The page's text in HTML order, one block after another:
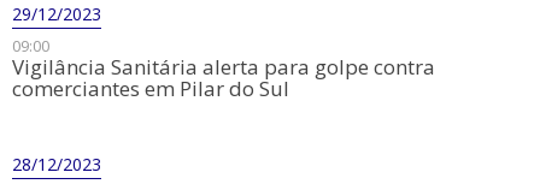
29/12/2023
09:00
Vigilância Sanitária alerta para golpe contra
comerciantes em Pilar do Sul
28/12/2023